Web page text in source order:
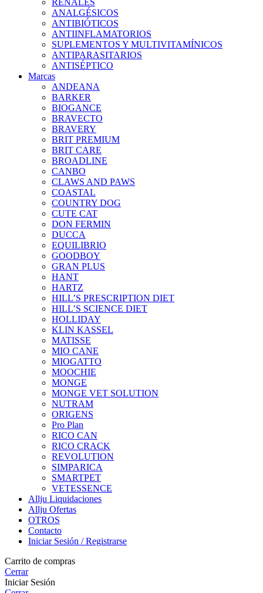
RENALES
ANALGÉSICOS
ANTIBIÓTICOS
ANTIINFLAMATORIOS
SUPLEMENTOS Y MULTIVITAMÍNICOS
ANTIPARASITARIOS
ANTISÉPTICO
Marcas
ANDEANA
BARKER
BIOGANCE
BRAVECTO
BRAVERY
BRIT PREMIUM
BRIT CARE
BROADLINE
CANBO
CLAWS AND PAWS
COASTAL
COUNTRY DOG
CUTE CAT
DON FERMIN
DUCCA
EQUILIBRIO
GOODBOY
GRAN PLUS
HANT
HARTZ
HILL’S PRESCRIPTION DIET
HILL’S SCIENCE DIET
HOLLIDAY
KLIN KASSEL
MATISSE
MIO CANE
MIOGATTO
MOOCHIE
MONGE
MONGE VET SOLUTION
NUTRAM
ORIGENS
Pro Plan
RICO CAN
RICO CRACK
REVOLUTION
SIMPARICA
SMARTPET
VETESSENCE
Allju Liquidaciones
Allju Ofertas
OTROS
Contacto
Iniciar Sesión / Registrarse
Carrito de compras
Cerrar
Iniciar Sesión